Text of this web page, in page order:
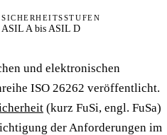
SICHERHEITSSTUFEN
ASIL A bis ASIL D
und elektronischen
ISO 26262 veröffentlicht.
(kurz FuSi, engl. FuSa)
der Anforderungen im